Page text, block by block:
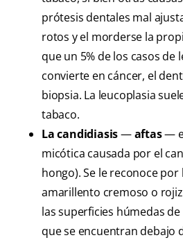
prótesis dentales mal
rotos y el morderse la
que un 5% de los casos de
convierte en cáncer, el
biopsia. La leucoplasia
tabaco.
La candidiasis—aftas—
micótica causada por el
hongo). Se le reconoce
amarillento cremoso o
las superficies húmedas
que se encuentran debajo